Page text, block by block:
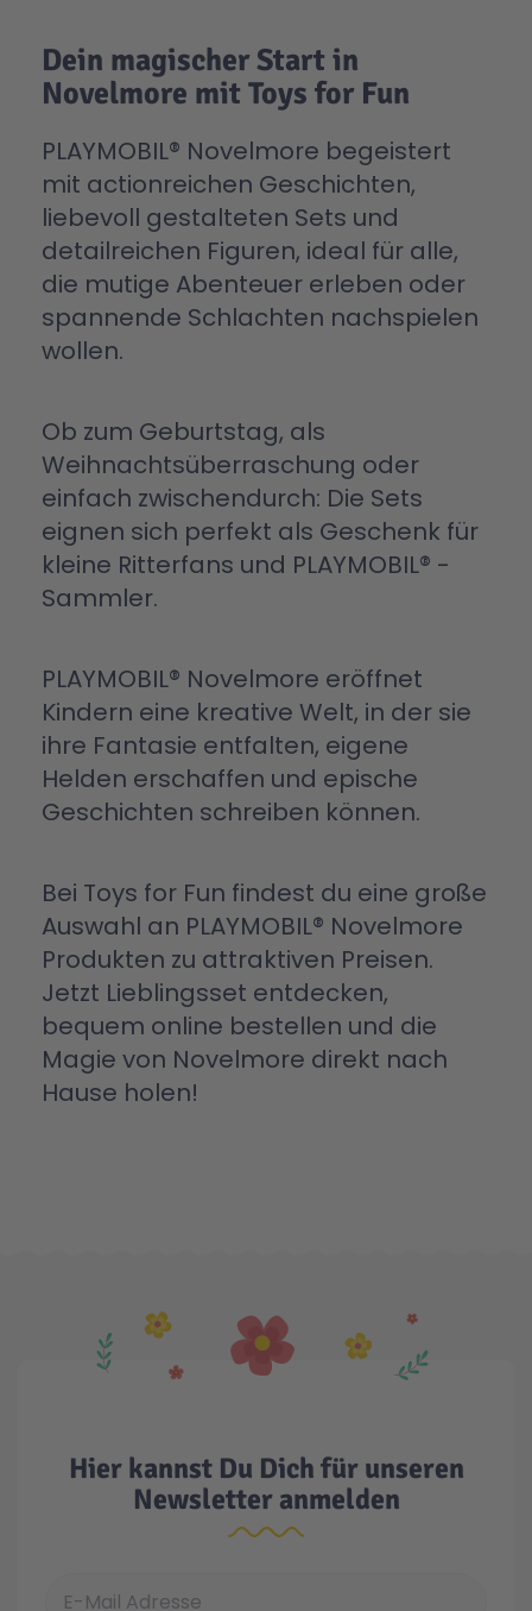
Dein magischer Start in
Novelmore mit Toys for Fun
PLAYMOBIL® Novelmore begeistert
mit actionreichen Geschichten,
liebevoll gestalteten Sets und
detailreichen Figuren, ideal für alle,
die mutige Abenteuer erleben oder
spannende Schlachten nachspielen
wollen.
Ob zum Geburtstag, als
Weihnachtsüberraschung oder
einfach zwischendurch: Die Sets
eignen sich perfekt als Geschenk für
kleine Ritterfans und PLAYMOBIL® -
Sammler.
PLAYMOBIL® Novelmore eröffnet
Kindern eine kreative Welt, in der sie
ihre Fantasie entfalten, eigene
Helden erschaffen und epische
Geschichten schreiben können.
Bei Toys for Fun findest du eine große
Auswahl an PLAYMOBIL® Novelmore
Produkten zu attraktiven Preisen.
Jetzt Lieblingsset entdecken,
bequem online bestellen und die
Magie von Novelmore direkt nach
Hause holen!
Hier kannst Du Dich für unseren
Newsletter anmelden